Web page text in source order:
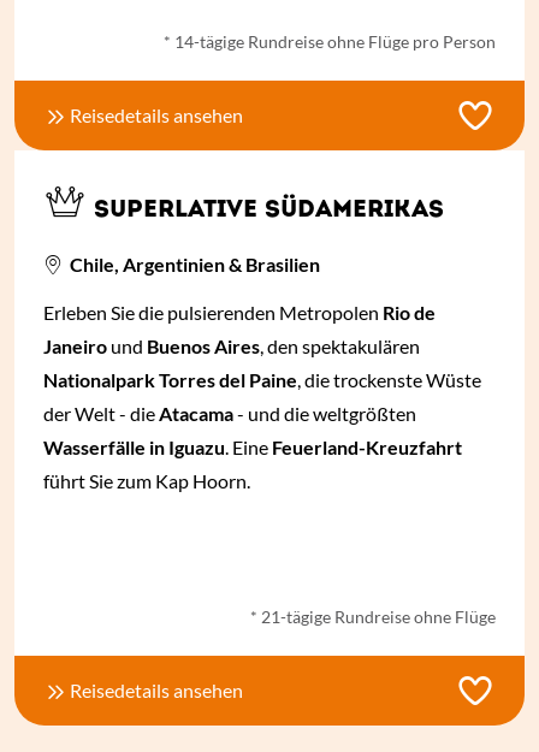
* 14-tägige Rundreise ohne Flüge pro Person
Reisedetails ansehen
SUPERLATIVE SÜDAMERIKAS
Chile, Argentinien & Brasilien
Erleben Sie die pulsierenden Metropolen Rio de
Janeiro und Buenos Aires, den spektakulären
Nationalpark Torres del Paine, die trockenste Wüste
der Welt - dieAtacama- und die weltgrößten
Wasserfälle in Iguazu. Eine Feuerland-Kreuzfahrt
führt Sie zum Kap Hoorn.
* 21-tägige Rundreise ohne Flüge
Reisedetails ansehen